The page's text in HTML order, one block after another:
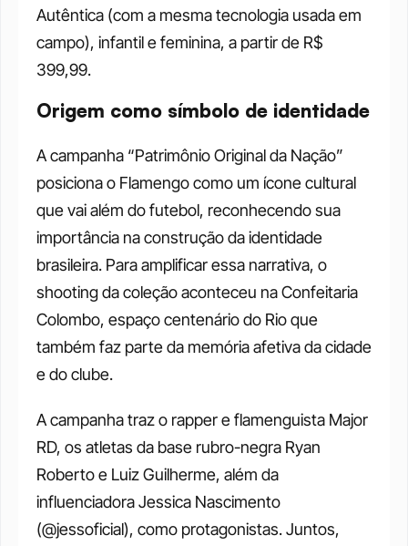
Autêntica (com a mesma tecnologia usada em
campo), infantil e feminina, a partir de R$
399,99.
Origem como símbolo de identidade
A campanha “Patrimônio Original da Nação”
posiciona o Flamengo como um ícone cultural
que vai além do futebol, reconhecendo sua
importância na construção da identidade
brasileira. Para amplificar essa narrativa, o
shooting da coleção aconteceu na Confeitaria
Colombo, espaço centenário do Rio que
também faz parte da memória afetiva da cidade
e do clube.
A campanha traz o rapper e flamenguista Major
RD, os atletas da base rubro-negra Ryan
Roberto e Luiz Guilherme, além da
influenciadora Jessica Nascimento
(@jessoficial), como protagonistas. Juntos,